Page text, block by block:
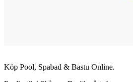
Köp Pool, Spabad & Bastu Online.